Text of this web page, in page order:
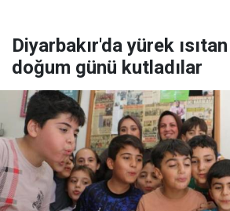
Diyarbakır'da yürek
doğum günü kutladılar